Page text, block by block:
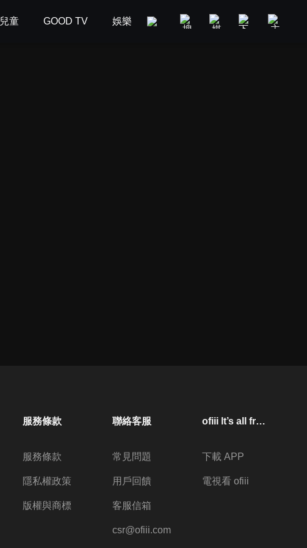
兒童 GOOD TV 娛樂 美食旅遊 新聞政論
服務條款
服務條款
隱私權政策
版權與商標
聯絡客服
常見問題
用戶回饋
客服信箱
csr@ofiii.com
ofiii lt’s all free
下載 APP
電視看 ofiii